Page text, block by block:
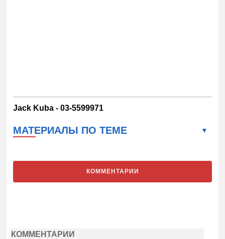
Jack Kuba - 03-5599971
МАТЕРИАЛЫ ПО ТЕМЕ
КОММЕНТАРИИ
КОММЕНТАРИИ